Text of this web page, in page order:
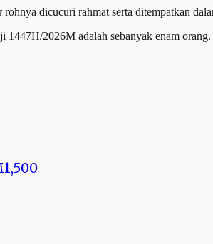
dicucuri rahmat serta ditempatkan
2026M adalah sebanyak enam orang.